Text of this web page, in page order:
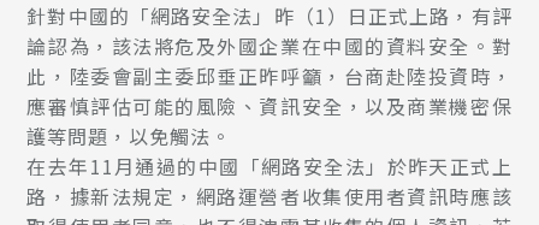
針對中國的「網路安全法」昨（1）日正式上路，有評
論認為，該法將危及外國企業在中國的資料安全。對
此，陸委會副主委邱垂正昨呼籲，台商赴陸投資時，
應審慎評估可能的風險、資訊安全，以及商業機密保
護等問題，以免觸法。
在去年11月通過的中國「網路安全法」於昨天正式上
路，據新法規定，網路運營者收集使用者資訊時應該